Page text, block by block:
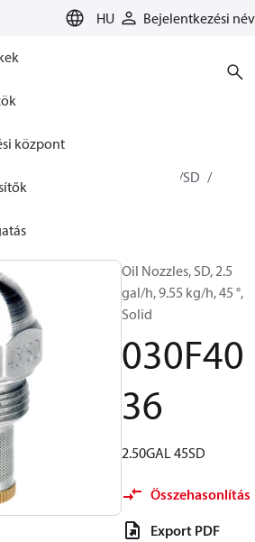
HU Bejelentkezési név
központ
Solution Fűtés
HFD/HD, SFD/SD
Oil Nozzles, SD, 2.5
gal/h, 9.55 kg/h, 45 °,
Solid
030F40
36
2.50GAL 45SD
Összehasonlítás
Export PDF